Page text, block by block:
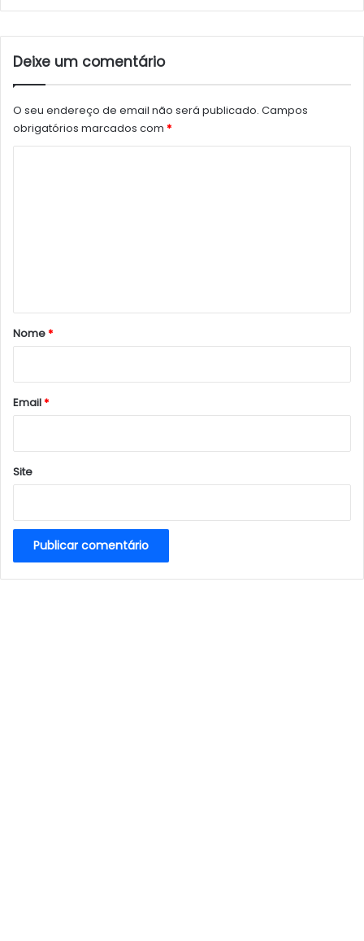
Deixe um comentário
O seu endereço de email não será publicado. Campos
obrigatórios marcados com *
r
*
Nome*
Email*
Site